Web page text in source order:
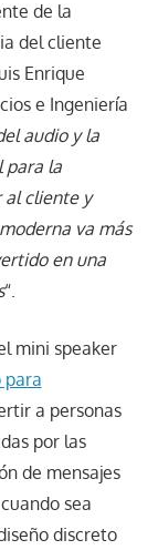
de la
del cliente
Enrique
e Ingeniería
audio y la
para la
al cliente y
va más
en una
“.
mini speaker
para
a personas
por las
de mensajes
sea
discreto